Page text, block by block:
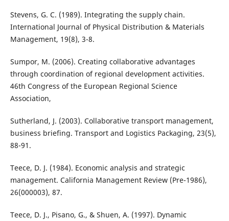
Stevens, G. C. (1989). Integrating the supply chain.
International Journal of Physical Distribution & Materials
Management, 19(8), 3-8.
Sumpor, M. (2006). Creating collaborative advantages
through coordination of regional development activities.
46th Congress of the European Regional Science
Association,
Sutherland, J. (2003). Collaborative transport management,
business briefing. Transport and Logistics Packaging, 23(5),
88-91.
Teece, D. J. (1984). Economic analysis and strategic
management. California Management Review (Pre-1986),
26(000003), 87.
Teece, D. J., Pisano, G., & Shuen, A. (1997). Dynamic